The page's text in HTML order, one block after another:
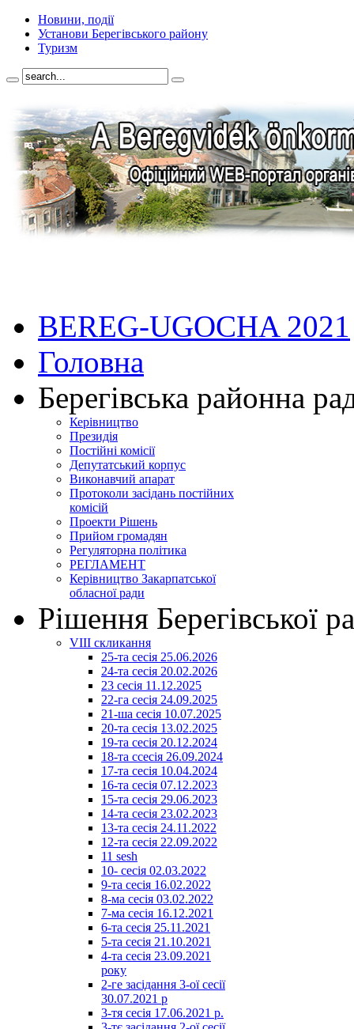
Новини, події
Установи Берегівського району
Туризм
BEREG-UGOCHA 2021
Головна
Берегівська районна
Керівництво
Президія
Постійні комісії
Депутатський корпус
Виконавчий апарат
Протоколи засідань постійних
комісій
Проекти Рішень
Прийом громадян
Регуляторна політика
РЕГЛАМЕНТ
Керівництво Закарпатської
обласної ради
Рішення Берегівської
VIII скликання
25-та сесія 25.06.2026
24-та сесія 20.02.2026
23 сесія 11.12.2025
22-га сесія 24.09.2025
21-ша сесія 10.07.2025
20-та сесія 13.02.2025
19-та сесія 20.12.2024
18-та ссесія 26.09.2024
17-та сесія 10.04.2024
16-та сесія 07.12.2023
15-та сесія 29.06.2023
14-та сесія 23.02.2023
13-та сесія 24.11.2022
12-та сесія 22.09.2022
11 sesh
10- сесія 02.03.2022
9-та сесія 16.02.2022
8-ма сесія 03.02.2022
7-ма сесія 16.12.2021
6-та сесія 25.11.2021
5-та сесія 21.10.2021
4-та сесія 23.09.2021
року
2-ге засідання 3-ої сесії
30.07.2021 р
3-тя сесія 17.06.2021 р.